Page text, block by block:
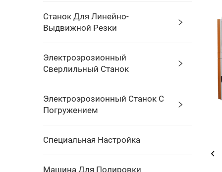
Станок Для Линейно-
Выдвижной Резки
Электроэрозионный
Сверлильный Станок
Электроэрозионный Станок С
Погружением
Специальная Настройка
Машина Для Полировки